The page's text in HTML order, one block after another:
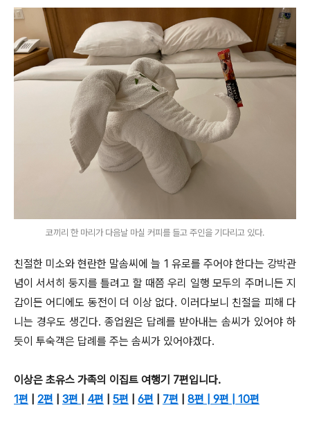
코끼리 한 마리가 다음날 마실 커피를 들고 주인을 기다리고 있다.
친절한 미소와 현란한 말솜씨에 늘 1 유로를 주어야 한다는 강박관
념이 서서히 둥지를 틀려고 할 때쯤 우리 일행 모두의 주머니든 지
갑이든 어디에도 동전이 더 이상 없다. 이러다보니 친절을 피해 다
니는 경우도 생긴다. 종업원은 답례를 받아내는 솜씨가 있어야 하
듯이 투숙객은 답례를 주는 솜씨가 있어야겠다.
이상은 초유스 가족의 이집트 여행기 7편입니다.
1편
2편 3편 4편 5편 6편 7편 8편 | 9편 | 10편